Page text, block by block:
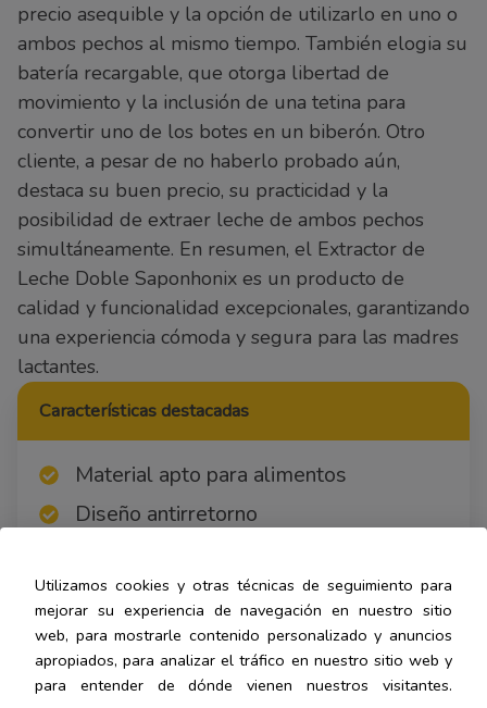
precio asequible y la opción de utilizarlo en uno o
ambos pechos al mismo tiempo. También elogia su
batería recargable, que otorga libertad de
movimiento y la inclusión de una tetina para
convertir uno de los botes en un biberón. Otro
cliente, a pesar de no haberlo probado aún,
destaca su buen precio, su practicidad y la
posibilidad de extraer leche de ambos pechos
simultáneamente. En resumen, el Extractor de
Leche Doble Saponhonix es un producto de
calidad y funcionalidad excepcionales, garantizando
una experiencia cómoda y segura para las madres
lactantes.
Características destacadas
Material apto para alimentos
Diseño antirretorno
Pantalla táctil LED
Portátil
Silencioso
Utilizamos cookies y otras técnicas de seguimiento para
mejorar su experiencia de navegación en nuestro sitio
web, para mostrarle contenido personalizado y anuncios
apropiados, para analizar el tráfico en nuestro sitio web y
para entender de dónde vienen nuestros visitantes.